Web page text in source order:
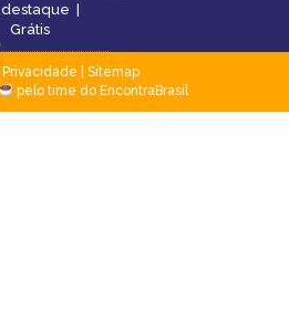
destaque
Grátis
Privacidade
Sitemap
pelo time do EncontraBrasil